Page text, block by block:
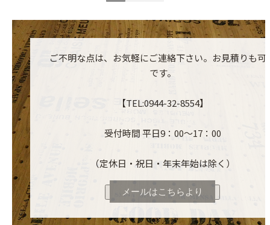
ご不明な点は、お気軽にご連絡下さい。お見積りも可
です。
【TEL:0944-32-8554】
受付時間 平日9：00～17：00
（定休日・祝日・年末年始は除く）
メールはこちらより